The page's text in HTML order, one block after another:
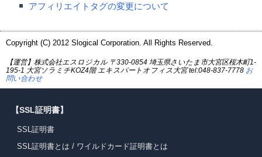
アフィリエイトタグの変更について
Copyright (C) 2012 Slogical Corporation. All Rights Reserved.
【運営】株式会社エスロジカル 〒330-0854 埼玉県さいたま市大宮区桜木町1-
195-1 大宮ソラミチKOZ4階 エキスパートオフィス大宮 tel:048-837-7778 お
問い合わせ
【SSL証明書】
SSL証明書
SSL証明書とは / ワイルドカード証明書とは